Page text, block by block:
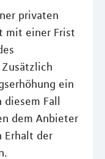
privaten
mit einer Frist
ein
Fall
dem Anbieter
Erhalt der